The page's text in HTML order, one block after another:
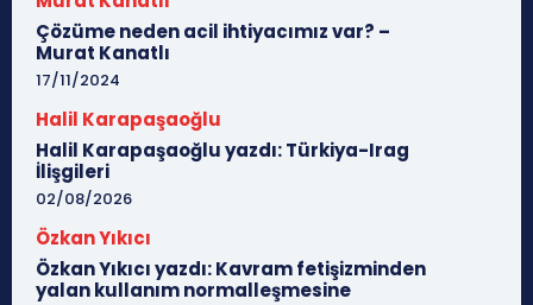
Çözüme neden acil ihtiyacımız var? –
Murat Kanatlı
17/11/2024
Halil Karapaşaoğlu
Halil Karapaşaoğlu yazdı: Türkiya-Irag
İlişgileri
02/08/2026
Özkan Yıkıcı
Özkan Yıkıcı yazdı: Kavram fetişizminden
yalan kullanım normalleşmesine